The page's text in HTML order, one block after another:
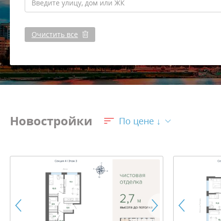
Очистить все
Новостройки По цене ↓